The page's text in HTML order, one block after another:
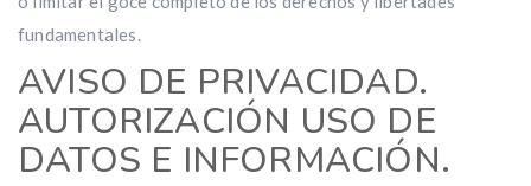
fundamentales.
AVISO DE PRIVACIDAD.
AUTORIZACIÓN USO DE
DATOS E INFORMACIÓN.